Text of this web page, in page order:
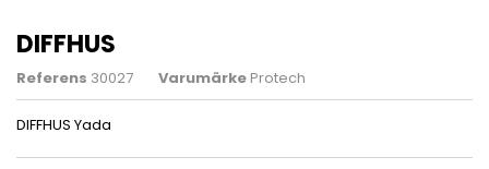
DIFFHUS
Referens 30027 Varumärke Protech
DIFFHUS Yada